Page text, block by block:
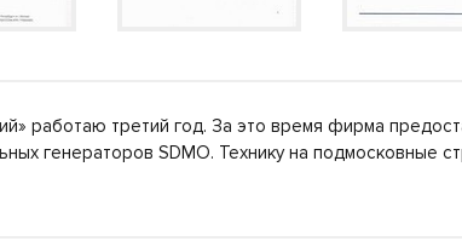
работаю третий год. За это время фирма
генераторов SDMO. Технику на подмосковные